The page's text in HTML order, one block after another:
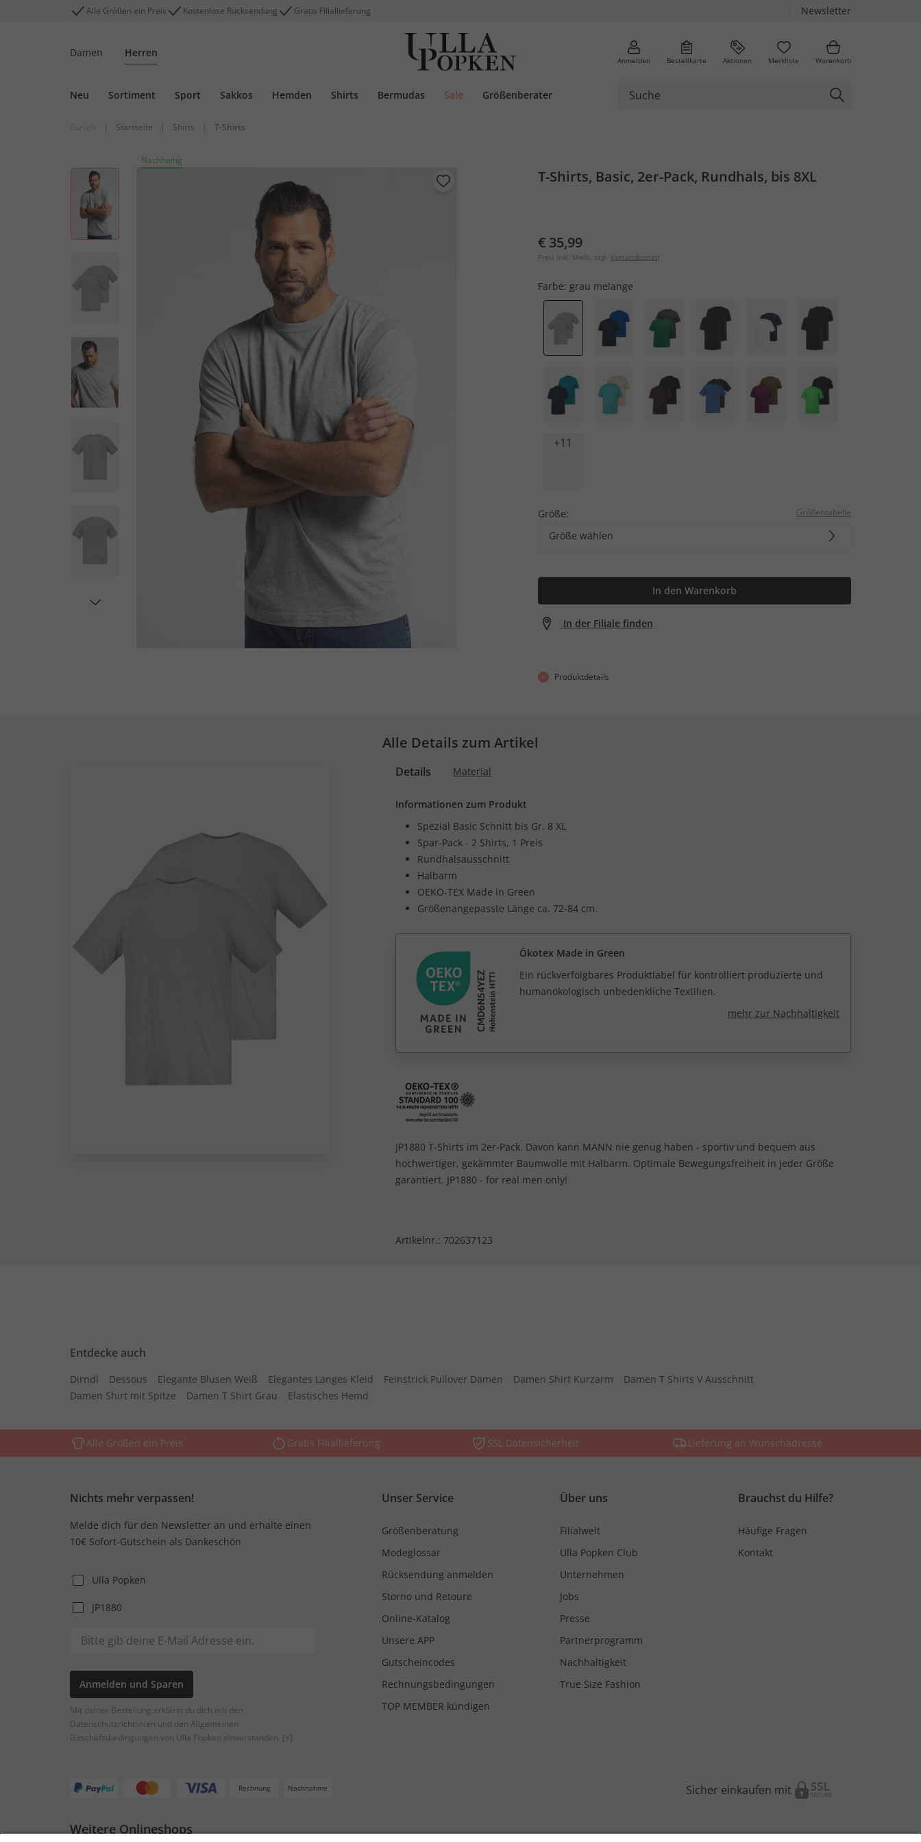
Alle Größen ein Preis Kostenlose Rücksendung Gratis Filiallieferung Newsletter
Damen Herren
Anmelden Bestellkarte Aktionen Merkliste Warenkorb
Neu Sortiment Sport Sakkos Hemden Shirts Bermudas Sale Größenberater
| Startseite | Shirts | T-Shirts
Nachhaltig
T-Shirts, Basic, 2er-Pack, Rundhals, bis 8XL
€ 35,99
Preis inkl. MwSt. zzgl. Versandkosten
Farbe: grau melange
+11
Größe: Größentabelle
Größe wählen
In den Warenkorb
In der Filiale finden
Produktdetails
Alle Details zum Artikel
Details Material
Informationen zum Produkt
Spezial Basic Schnitt bis Gr. 8 XL
Spar-Pack - 2 Shirts, 1 Preis
Rundhalsausschnitt
Halbarm
OEKO-TEX Made in Green
Größenangepasste Länge ca. 72-84 cm.
Ökotex Made in Green
Ein rückverfolgbares Produktlabel für kontrolliert produzierte und
humanökologisch unbedenkliche Textilien.
mehr zur Nachhaltigkeit
JP1880 T-Shirts im 2er-Pack. Davon kann MANN nie genug haben - sportiv und bequem aus
hochwertiger, gekämmter Baumwolle mit Halbarm. Optimale Bewegungsfreiheit in jeder Größe
garantiert. JP1880 - for real men only!
Artikelnr.: 702637123
Entdecke auch
Dirndl Dessous Elegante Blusen Weiß Elegantes Langes Kleid Feinstrick Pullover Damen Damen Shirt Kurzarm
Damen T Shirts V Ausschnitt
Damen Shirt mit Spitze
Damen T Shirt Grau Elastisches Hemd
Alle Größen ein Preis Gratis Filiallieferung SSL Datensicherheit Lieferung an Wunschadresse
Nichts mehr verpassen!
Melde dich für den Newsletter an und erhalte einen
10€ Sofort-Gutschein als Dankeschön
Ulla Popken
JP1880
Anmelden und Sparen
Mit deiner Bestellung erklärst du dich mit den
Datenschutzrichtlinien und den Allgemeinen
Geschäftsbedingungen von Ulla Popken einverstanden. [+]
Unser Service
Größenberatung
Modeglossar
Rücksendung anmelden
Storno und Retoure
Online-Katalog
Unsere APP
Gutscheincodes
Rechnungsbedingungen
TOP MEMBER kündigen
Über uns
Filialwelt
Ulla Popken Club
Unternehmen
Jobs
Presse
Partnerprogramm
Nachhaltigkeit
True Size Fashion
Brauchst du Hilfe?
Häufige Fragen
Kontakt
Rechnung Nachnahme Sicher einkaufen mit
Weitere Onlineshops